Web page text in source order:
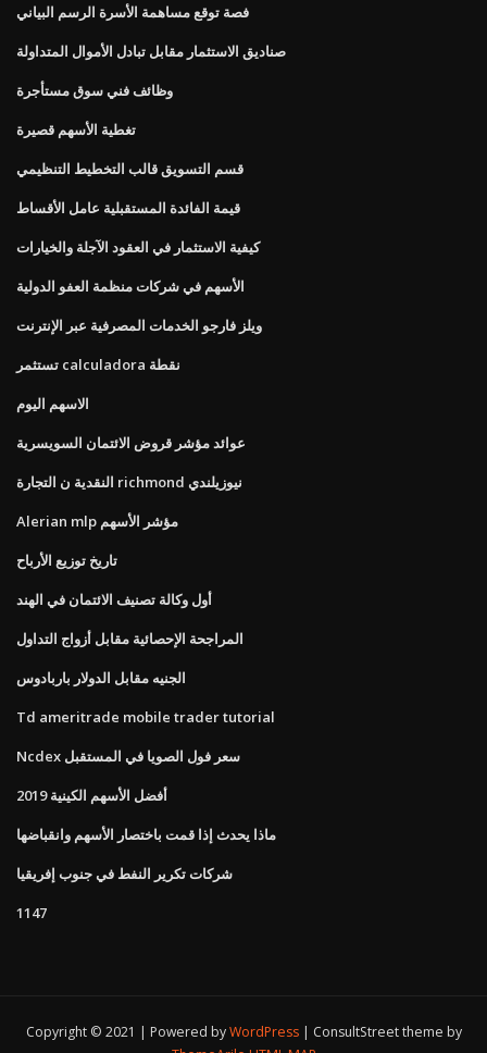
فصة توقع مساهمة الأسرة الرسم البياني
صناديق الاستثمار مقابل تبادل الأموال المتداولة
وظائف فني سوق مستأجرة
تغطية الأسهم قصيرة
قسم التسويق قالب التخطيط التنظيمي
قيمة الفائدة المستقبلية عامل الأقساط
كيفية الاستثمار في العقود الآجلة والخيارات
الأسهم في شركات منظمة العفو الدولية
ويلز فارجو الخدمات المصرفية عبر الإنترنت
تستثمر calculadora نقطة
الاسهم اليوم
عوائد مؤشر قروض الائتمان السويسرية
النقدية ن التجارة richmond نيوزيلندي
Alerian mlp مؤشر الأسهم
تاريخ توزيع الأرباح
أول وكالة تصنيف الائتمان في الهند
المراجحة الإحصائية مقابل أزواج التداول
الجنيه مقابل الدولار باربادوس
Td ameritrade mobile trader tutorial
Ncdex سعر فول الصويا في المستقبل
أفضل الأسهم الكينية 2019
ماذا يحدث إذا قمت باختصار الأسهم وانقباضها
شركات تكرير النفط في جنوب إفريقيا
1147
Copyright © 2021 | Powered byWordPress
ConsultStreet theme by